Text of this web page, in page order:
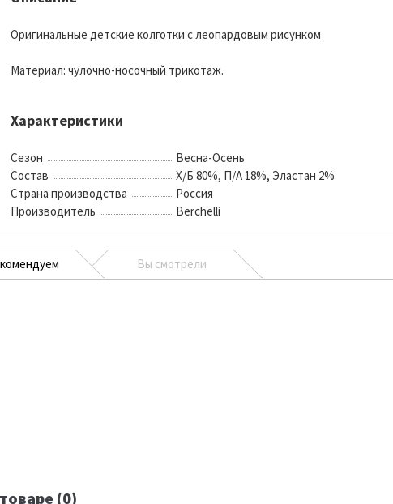
Оригинальные детские колготки с леопардовым рисунком
Материал: чулочно-носочный трикотаж.
Характеристики
Сезон
Весна-Осень
Состав
Х/Б 80%, П/А 18%, Эластан 2%
Страна производства
Россия
Производитель
Berchelli
Вы смотрели
(0)